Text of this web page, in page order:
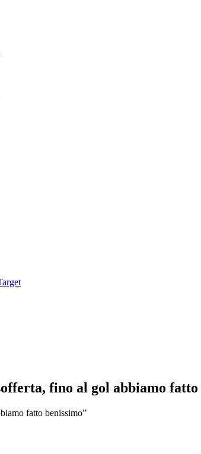
fino al gol abbiamo fatto